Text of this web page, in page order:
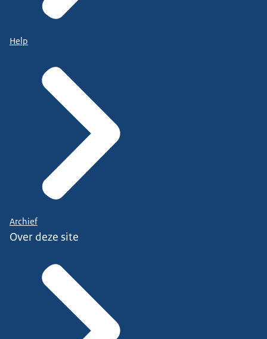
Help
Archief
Over deze site